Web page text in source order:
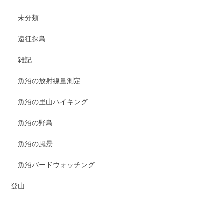
未分類
遠征探鳥
雑記
魚沼の放射線量測定
魚沼の里山ハイキング
魚沼の野鳥
魚沼の風景
魚沼バードウォッチング
登山